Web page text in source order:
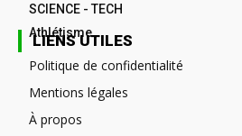
SCIENCE - TECH
Athlétisme
LIENS UTILES
Politique de confidentialité
Mentions légales
À propos